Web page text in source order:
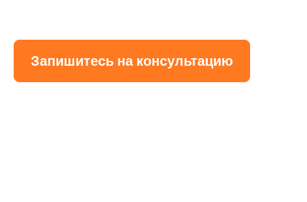
Запишитесь на консультацию